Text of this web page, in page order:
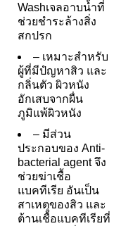
Washเจลอาบน้ำที่
ช่วยชำระล้างสิ่ง
สกปรก
– เหมาะสำหรับ
ผู้ที่มีปํญหาสิว และ
กลิ่นตัว ผิวหนัง
อักเสบจากผื่น
ภูมิแพ้ผิวหนัง
– มีส่วน
ประกอบของ Anti-
bacterial agent จึง
ช่วยฆ่าเชื้อ
แบคทีเรีย อันเป็น
สาเหตุของสิว และ
ต้านเชื้อแบคทีเรียที่